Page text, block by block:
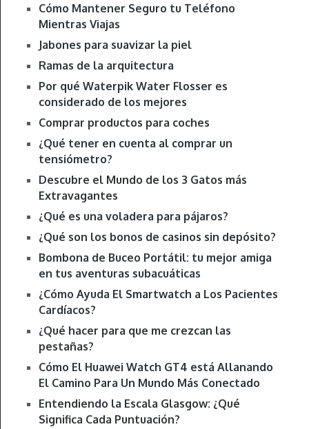
Cómo Mantener Seguro tu Teléfono
Mientras Viajas
Jabones para suavizar la piel
Ramas de la arquitectura
Por qué Waterpik Water Flosser es
considerado de los mejores
Comprar productos para coches
¿Qué tener en cuenta al comprar un
tensiómetro?
Descubre el Mundo de los 3 Gatos más
Extravagantes
¿Qué es una voladera para pájaros?
¿Qué son los bonos de casinos sin depósito?
Bombona de Buceo Portátil: tu mejor amiga
en tus aventuras subacuáticas
¿Cómo Ayuda El Smartwatch a Los Pacientes
Cardíacos?
¿Qué hacer para que me crezcan las
pestañas?
Cómo El Huawei Watch GT4 está Allanando
El Camino Para Un Mundo Más Conectado
Entendiendo la Escala Glasgow: ¿Qué
Significa Cada Puntuación?